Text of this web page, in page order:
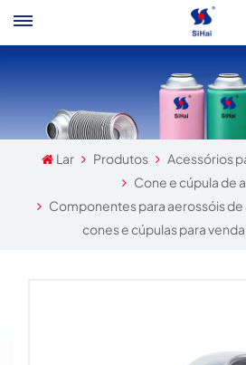
Lar Produtos
Acessórios
Cone e cúpula de
Componentes para aerossóis
cones e cúpulas para